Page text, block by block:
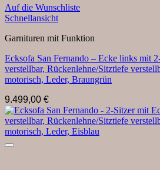
Auf die Wunschliste
Schnellansicht
Garnituren mit Funktion
Ecksofa San Fernando – Ecke links mit
verstellbar, Rückenlehne/Sitztiefe
motorisch, Leder, Braungrün
9.499,00 €